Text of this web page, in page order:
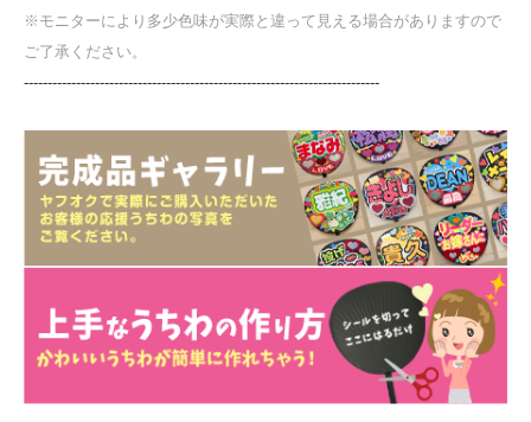
※モニターにより多少色味が実際と違って見える場合がありますので
ご了承ください。
---------------------------------------------------------------------------